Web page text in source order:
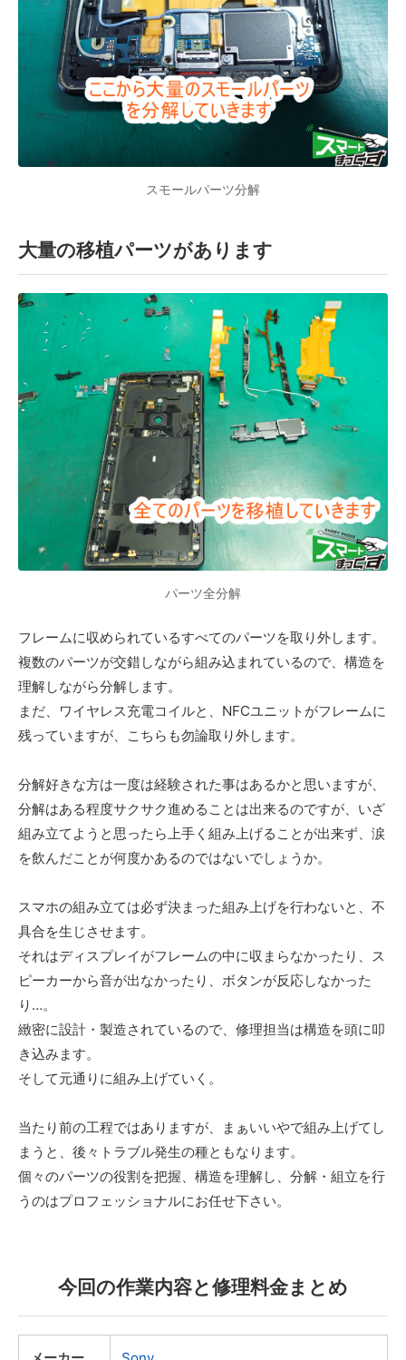
スモールパーツ分解
大量の移植パーツがあります
パーツ全分解
フレームに収められているすべてのパーツを取り外します。
複数のパーツが交錯しながら組み込まれているので、構造を
理解しながら分解します。
まだ、ワイヤレス充電コイルと、NFCユニットがフレームに
残っていますが、こちらも勿論取り外します。
分解好きな方は一度は経験された事はあるかと思いますが、
分解はある程度サクサク進めることは出来るのですが、いざ
組み立てようと思ったら上手く組み上げることが出来ず、涙
を飲んだことが何度かあるのではないでしょうか。
スマホの組み立ては必ず決まった組み上げを行わないと、不
具合を生じさせます。
それはディスプレイがフレームの中に収まらなかったり、ス
ピーカーから音が出なかったり、ボタンが反応しなかった
り…。
緻密に設計・製造されているので、修理担当は構造を頭に叩
き込みます。
そして元通りに組み上げていく。
当たり前の工程ではありますが、まぁいいやで組み上げてし
まうと、後々トラブル発生の種ともなります。
個々のパーツの役割を把握、構造を理解し、分解・組立を行
うのはプロフェッショナルにお任せ下さい。
今回の作業内容と修理料金まとめ